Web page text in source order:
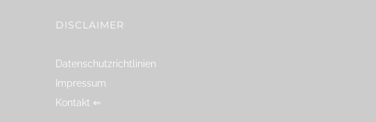
DISCLAIMER
Datenschutzrichtlinien
Impressum
Kontakt ⇐